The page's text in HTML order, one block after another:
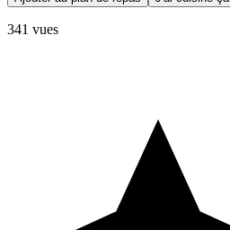
341 vues